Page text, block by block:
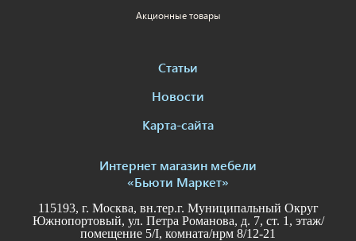
Акционные товары
Статьи
Новости
Карта-сайта
Интернет магазин мебели
«Бьюти Маркет»
115193, г. Москва, вн.тер.г. Муниципальный Округ
Южнопортовый, ул. Петра Романова, д. 7, ст. 1, этаж/
помещение 5/I, комната/нрм 8/12-21